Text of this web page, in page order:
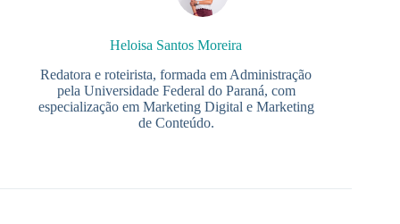
Heloisa Santos Moreira
Redatora e roteirista, formada em Administração
pela Universidade Federal do Paraná, com
especialização em Marketing Digital e Marketing
de Conteúdo.